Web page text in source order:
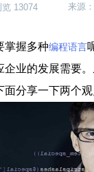
览 13074 来源
握多种编程语言
业的发展需要
分享一下两个